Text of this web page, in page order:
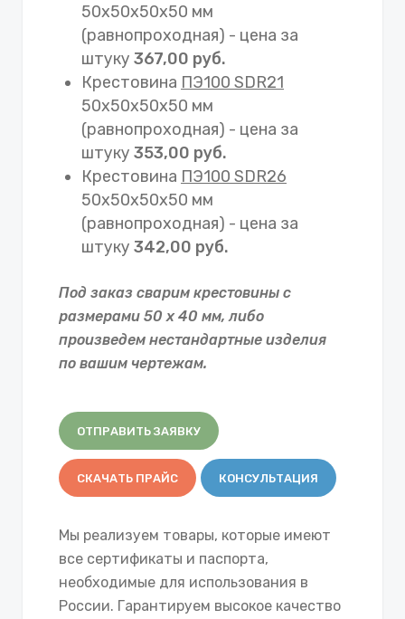
50х50х50х50 мм
(равнопроходная) - цена за
штуку 367,00 руб.
Крестовина ПЭ100 SDR21
50х50х50х50 мм
(равнопроходная) - цена за
штуку 353,00 руб.
Крестовина ПЭ100 SDR26
50х50х50х50 мм
(равнопроходная) - цена за
штуку 342,00 руб.
Под заказ сварим крестовины с
размерами 50 х 40 мм, либо
произведем нестандартные изделия
по вашим чертежам.
ОТПРАВИТЬ ЗАЯВКУ
СКАЧАТЬ ПРАЙС КОНСУЛЬТАЦИЯ
Мы реализуем товары, которые имеют
все сертификаты и паспорта,
необходимые для использования в
России. Гарантируем высокое качество